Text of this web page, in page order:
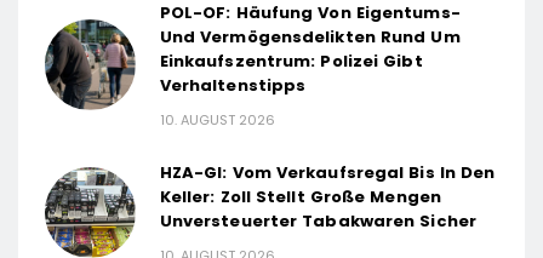
POL-OF: Häufung Von Eigentums-
Und Vermögensdelikten Rund Um
Einkaufszentrum: Polizei Gibt
Verhaltenstipps
10. AUGUST 2026
HZA-GI: Vom Verkaufsregal Bis In Den
Keller: Zoll Stellt Große Mengen
Unversteuerter Tabakwaren Sicher